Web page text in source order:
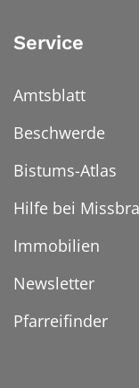
Service
Amtsblatt
Beschwerde
Bistums-Atlas
Hilfe bei
Immobilien
Newsletter
Pfarreifinder